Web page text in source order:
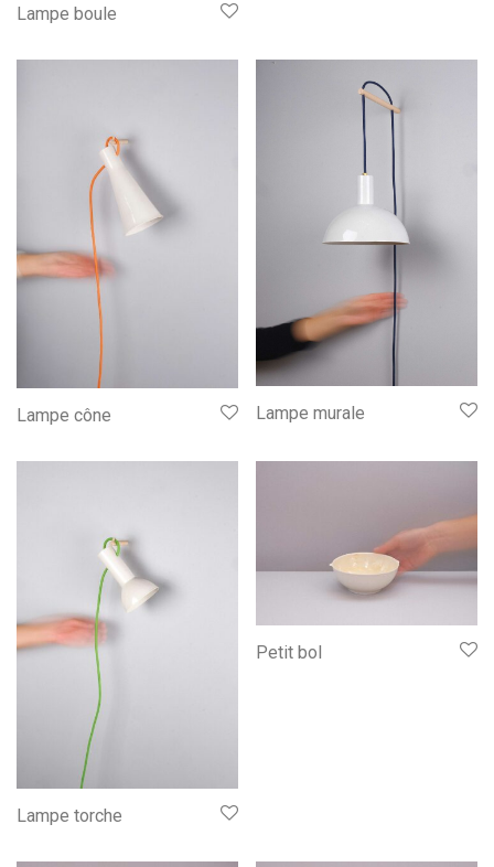
Lampe boule
Lampe cône Lampe murale
Lampe torche
Petit bol